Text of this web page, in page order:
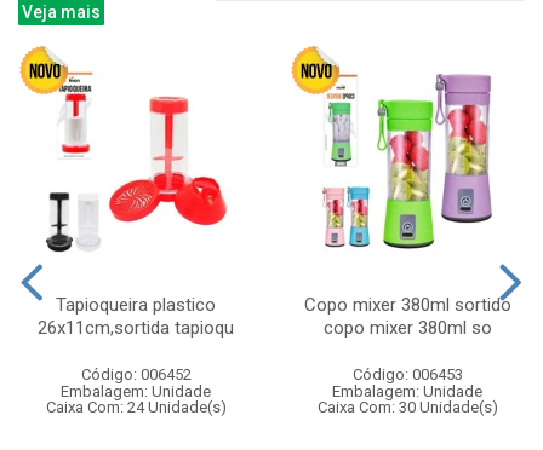
Veja mais
Tapioqueira plastico
26x11cm,sortida tapioqu
Código: 006452
Embalagem: Unidade
Caixa Com: 24 Unidade(s)
Copo mixer 380ml sortido
copo mixer 380ml so
Código: 006453
Embalagem: Unidade
Caixa Com: 30 Unidade(s)